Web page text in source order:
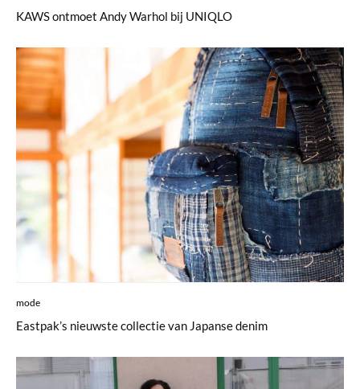
KAWS ontmoet Andy Warhol bij UNIQLO
mode
Eastpak’s nieuwste collectie van Japanse denim